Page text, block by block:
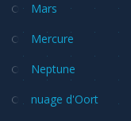
Mars
Mercure
Neptune
nuage d'Oort